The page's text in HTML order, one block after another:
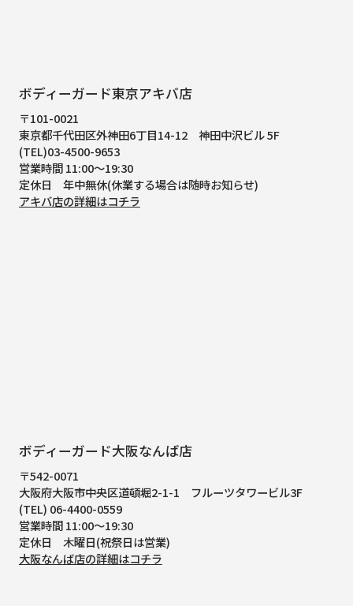
ボディーガード東京アキバ店
〒101-0021
東京都千代田区外神田6丁目14-12 神田中沢ビル 5F
(TEL)03-4500-9653
営業時間 11:00～19:30
定休日 年中無休(休業する場合は随時お知らせ)
アキバ店の詳細はコチラ
ボディーガード大阪なんば店
〒542-0071
大阪府大阪市中央区道頓堀2-1-1
フルーツタワービル3F
(TEL) 06-4400-0559
営業時間 11:00～19:30
定休日 木曜日(祝祭日は営業)
大阪なんば店の詳細はコチラ